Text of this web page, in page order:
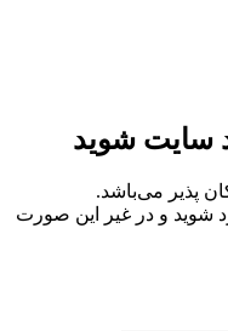
سایت شوید
پذیر می‌باشد.
شوید و در غیر این صورت